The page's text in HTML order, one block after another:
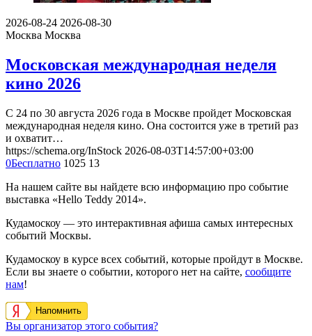
2026-08-24 2026-08-30
Москва Москва
Московская международная неделя
кино 2026
С 24 по 30 августа 2026 года в Москве пройдет Московская
международная неделя кино. Она состоится уже в третий раз
и охватит…
https://schema.org/InStock 2026-08-03T14:57:00+03:00
0Бесплатно 1025 13
На нашем сайте вы найдете всю информацию про событие
выставка «Hello Teddy 2014».
Кудамоскоу — это интерактивная афиша самых интересных
событий Москвы.
Кудамоскоу в курсе всех событий, которые пройдут в Москве.
Если вы знаете о событии, которого нет на сайте, сообщите
нам!
Напомнить
Вы организатор этого события?